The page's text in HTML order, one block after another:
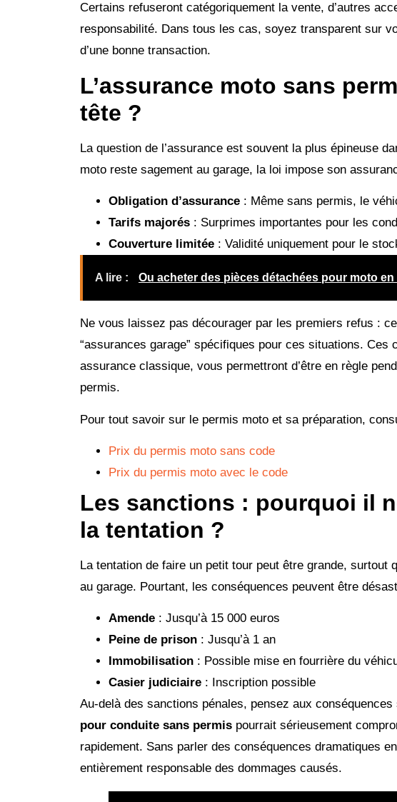
Certains refuseront catégoriquement la vente, d’autres
responsabilité. Dans tous les cas, soyez transparent sur
d’une bonne transaction.
L’assurance moto sans
tête ?
La question de l’assurance est souvent la plus épineuse
moto reste sagement au garage, la loi impose son
Obligation d’assurance : Même sans permis, le
Tarifs majorés : Surprimes importantes pour les
Couverture limitée : Validité uniquement pour le
A lire : Ou acheter des pièces détachées pour moto en
Ne vous laissez pas décourager par les premiers refus :
“assurances garage” spécifiques pour ces situations. Ces
assurance classique, vous permettront d’être en règle
permis.
Pour tout savoir sur le permis moto et sa préparation,
Prix du permis moto sans code
Prix du permis moto avec le code
Les sanctions : pourquoi il
la tentation ?
La tentation de faire un petit tour peut être grande, surtout
au garage. Pourtant, les conséquences peuvent être
Amende : Jusqu’à 15 000 euros
Peine de prison : Jusqu’à 1 an
Immobilisation : Possible mise en fourrière du
Casier judiciaire : Inscription possible
Au-delà des sanctions pénales, pensez aux
pour conduite sans permis pourrait sérieusement
rapidement. Sans parler des conséquences dramatiques
entièrement responsable des dommages causés.